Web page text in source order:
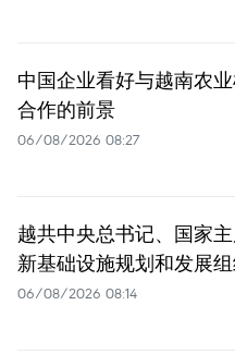
中国企业看好与越南农
合作的前景
06/08/2026 08:27
越共中央总书记、国家
新基础设施规划和发展
06/08/2026 08:14